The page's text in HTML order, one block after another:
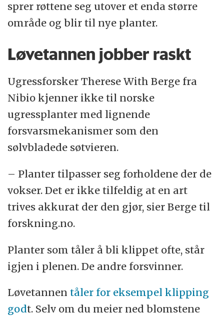
sprer røttene seg utover et enda større
område og blir til nye planter.
Løvetannen jobber raskt
Ugressforsker Therese With Berge fra
Nibio kjenner ikke til norske
ugressplanter med lignende
forsvarsmekanismer som den
sølvbladede søtvieren.
– Planter tilpasser seg forholdene der de
vokser. Det er ikke tilfeldig at en art
trives akkurat der den gjør, sier Berge til
forskning.no.
Planter som tåler å bli klippet ofte, står
igjen i plenen. De andre forsvinner.
Løvetannentåler for eksempel klipping
godt. Selv om du meier ned blomstene